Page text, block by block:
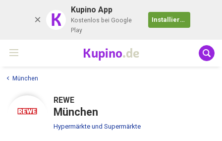
K Kupino App
Kostenlos bei Google
Play
Installieren
Kupino.de
München
REWE
München
Hypermärkte und Supermärkte